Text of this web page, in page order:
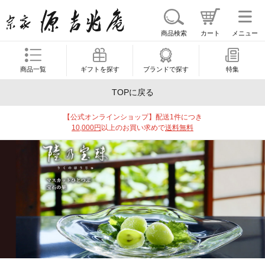
商品検索 カート メニュー
商品一覧 ギフトを探す ブランドで探す 特集
TOPに戻る
【公式オンラインショップ】配送1件につき
10,000円 以上のお買い求めで送料無料